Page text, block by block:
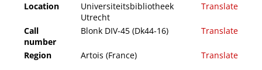
Location
Universiteitsbibliotheek
Utrecht
Translate
Call
number
Blonk DIV-45 (Dk44-16) Translate
Region Artois (France)
Translate